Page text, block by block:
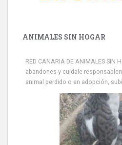
ANIMALES SIN HOGAR
RED CANARIA DE ANIMALES SIN
abandones y cuídale
animal perdido o en adopción,